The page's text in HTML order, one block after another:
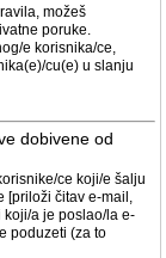
možeš
poruke.
e korisnika/ce,
cu(e) u slanju
dobivene od
ce koji/e šalju
[priloži čitav e-mail,
a je poslao/la e-
poduzeti (za to